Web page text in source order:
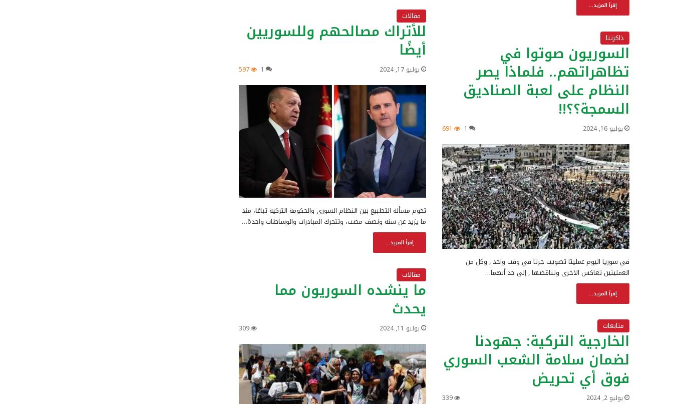
إقرأ المزيد...
مقالات
للأتراك مصالحهم وللسوريين
أيضًا
يوليو 17, 2024 1
597
تحوم مسألة التطبيع بين النظام السوري والحكومة التركية تباعًا، منذ
ما يزيد عن سنة ونصف مضت، وتتحرك المبادرات والوساطات واحدة…
إقرأ المزيد...
ذاكرتنا
السوريون صوتوا في
تظاهراتهم.. فلماذا يصر
النظام على لعبة الصناديق
السمجة؟؟!!
يوليو 16, 2024 1
691
في سوريا اليوم عمليتا تصويت جرتا في وقت واحد , وكل من
العمليتين تعاكس الاخرى وتناقضها , إلى حد أنهما…
إقرأ المزيد...
مقالات
ما ينشده السوريون مما
يحدث
يوليو 11, 2024 309 متابعات
الخارجية التركية: جهودنا
لضمان سلامة الشعب السوري
فوق أي تحريض
يوليو 2, 2024 339